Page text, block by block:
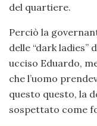
del quartiere.
Perciò la
delle “dark ladies”
ucciso Eduardo,
che l’uomo
questo questo, la
sospettato come